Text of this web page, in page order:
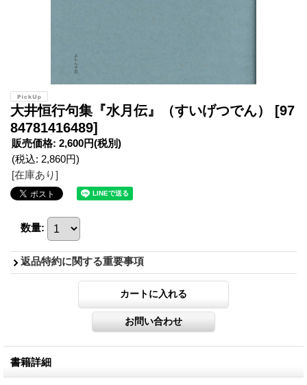
大井恒行句集『水月伝』（すいげつでん）
[97
84781416489]
販売価格: 2,600円(税別)
(税込: 2,860円)
[在庫あり]
数量:
返品特約に関する重要事項
書籍詳細